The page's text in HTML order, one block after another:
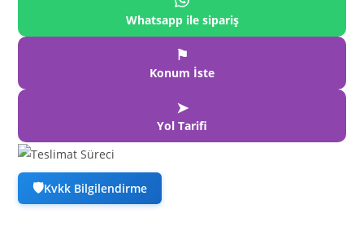
Whatsapp ile sipariş
⚑
Konum İste
➤
Yol Tarifi
🛡Kvkk Bilgilendirme